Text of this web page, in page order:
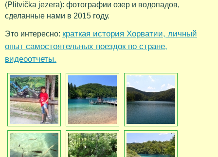
(Plitvička jezera): фотографии озер и водопадов,
сделанные нами в 2015 году.
Это интересно: краткая история Хорватии, личный
опыт самостоятельных поездок по стране,
видеоотчеты.